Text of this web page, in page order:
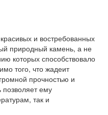
и востребованных
природный камень, а не
которых способствовало
того, что жадеит
прочностью и
ему
так и